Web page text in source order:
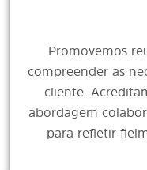
Promovemos
compreender as
cliente.
abordagem
para refletir